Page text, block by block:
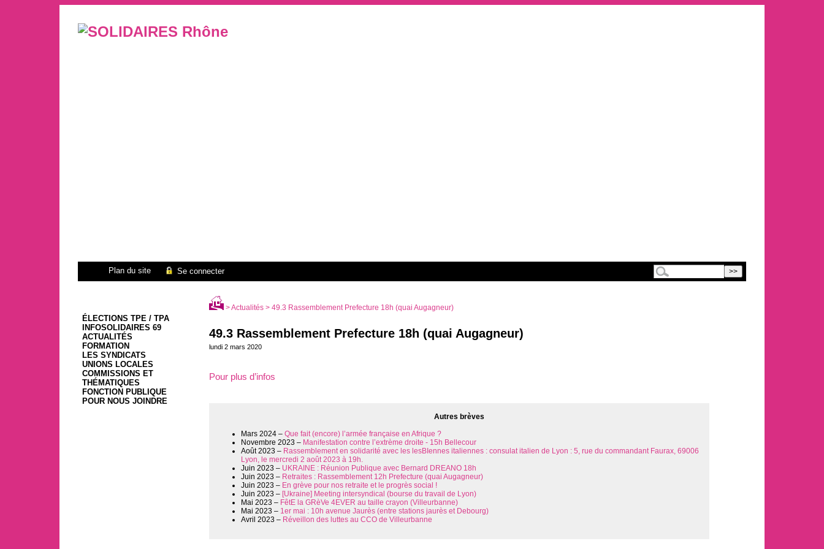
Plan du site Se connecter
ÉLECTIONS TPE / TPA
INFOSOLIDAIRES 69
ACTUALITÉS
FORMATION
LES SYNDICATS
UNIONS LOCALES
COMMISSIONS ET
THÉMATIQUES
FONCTION PUBLIQUE
POUR NOUS JOINDRE
>Actualités> 49.3 Rassemblement Prefecture 18h (quai Augagneur)
49.3 Rassemblement Prefecture 18h (quai Augagneur)
lundi 2 mars 2020
Pour plus d’infos
Autres brèves
Mars 2024 –Que fait (encore) l’armée française en Afrique ?
Novembre 2023 – Manifestation contre l’extrème droite - 15h Bellecour
Août 2023 – Rassemblement en solidarité avec les lesBIennes italiennes : consulat italien de Lyon : 5, rue du commandant Faurax, 69006
Lyon, le mercredi 2 août 2023 à 19h.
Juin 2023 – UKRAINE : Réunion Publique avec Bernard DREANO 18h
Juin 2023 – Retraites : Rassemblement 12h Prefecture (quai Augagneur)
Juin 2023 – En grève pour nos retraite et le progrès social !
Juin 2023 – [Ukraine] Meeting intersyndical (bourse du travail de Lyon)
Mai 2023 – FêtE la GRèVe 4EVER au taille crayon (Villeurbanne)
Mai 2023 – 1er mai : 10h avenue Jaurès (entre stations jaurès et Debourg)
Avril 2023 – Réveillon des luttes au CCO de Villeurbanne